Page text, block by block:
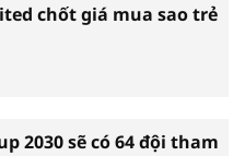
chốt giá mua sao trẻ
2030 sẽ có 64 đội tham